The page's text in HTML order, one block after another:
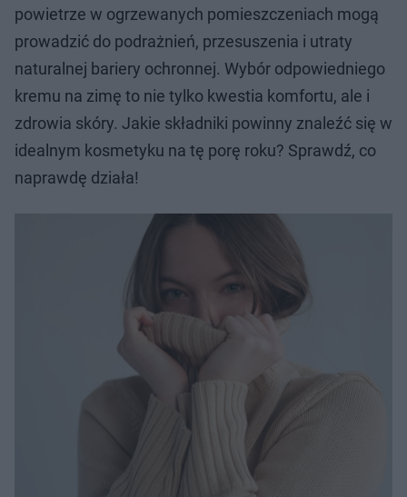
powietrze w ogrzewanych pomieszczeniach mogą
prowadzić do podrażnień, przesuszenia i utraty
naturalnej bariery ochronnej. Wybór odpowiedniego
kremu na zimę to nie tylko kwestia komfortu, ale i
zdrowia skóry. Jakie składniki powinny znaleźć się w
idealnym kosmetyku na tę porę roku? Sprawdź, co
naprawdę działa!